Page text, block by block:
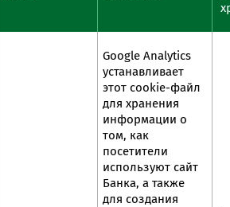
Google Analytics
устанавливает
этот cookie-файл
для хранения
информации о
том, как
посетители
используют сайт
Банка, а также
для создания